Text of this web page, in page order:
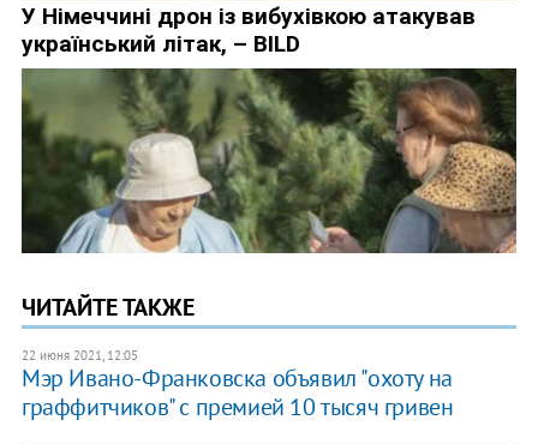
ЧИТАЙТЕ ТАКЖЕ
22 июня 2021, 12:05
Мэр Ивано-Франковска объявил "охоту на
граффитчиков" с премией 10 тысяч гривен